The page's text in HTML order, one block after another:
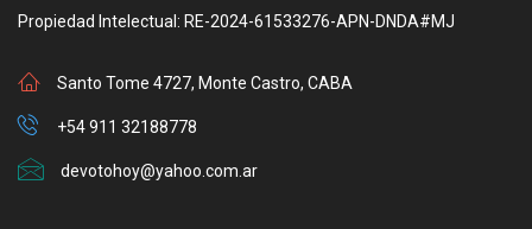
Propiedad Intelectual: RE-2024-61533276-APN-DNDA#MJ
Santo Tome 4727, Monte Castro, CABA
+54 911 32188778
devotohoy@yahoo.com.ar